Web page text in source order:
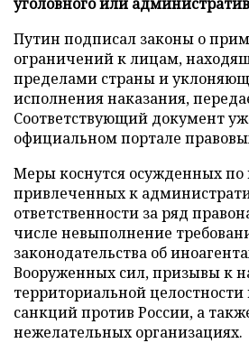
Путин подписал законы о
ограничений к лицам,
пределами страны и
исполнения наказания,
Соответствующий документ
официальном портале
Меры коснутся осужденных по
привлеченных к
ответственности за ряд
числе невыполнение
законодательства об
Вооруженных сил, призывы к
территориальной
санкций против России, а
нежелательных организациях.